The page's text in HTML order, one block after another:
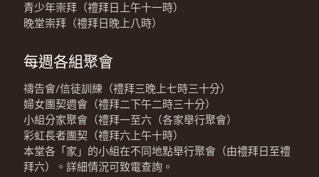
青少年崇拜（禮拜日上午十一時）
晚堂崇拜（禮拜日晚上八時）
每週各組聚會
禱告會/信徒訓練（禮拜三晚上七時三十分）
婦女團契週會（禮拜二下午二時三十分）
小組分家聚會（禮拜一至六（各家舉行聚會）
彩虹長者團契（禮拜六上午十時）
本堂各「家」的小組在不同地點舉行聚會（由禮拜日至禮
拜六）。詳細情況可致電查詢。